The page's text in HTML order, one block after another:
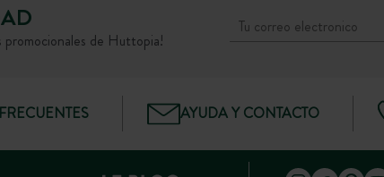
promocionales de Huttopia!
AYUDA Y CONTACTO